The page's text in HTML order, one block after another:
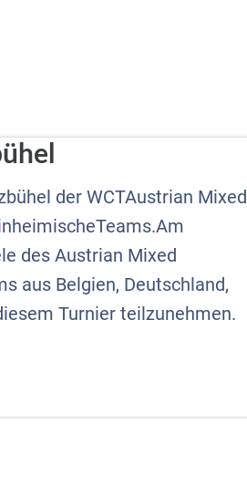
der WCTAustrian Mixed
des Austrian Mixed
aus Belgien, Deutschland,
Turnier teilzunehmen.